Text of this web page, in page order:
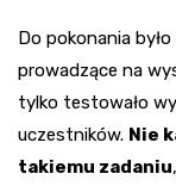
Do pokonania
prowadzące na
tylko testowało
uczestników. Nie
takiemu zadaniu